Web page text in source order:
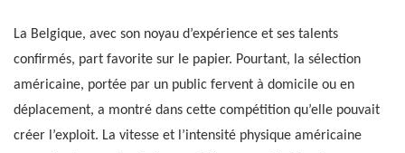
La Belgique, avec son noyau d’expérience et ses talents
confirmés, part favorite sur le papier. Pourtant, la sélection
américaine, portée par un public fervent à domicile ou en
déplacement, a montré dans cette compétition qu’elle pouvait
créer l’exploit. La vitesse et l’intensité physique américaine